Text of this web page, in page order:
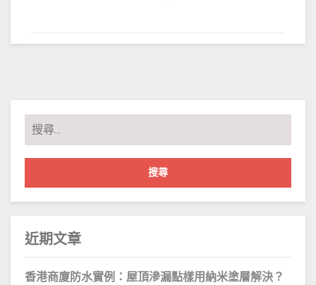
搜
尋
關
字:
近期文章
香港商廈防水實例：屋頂滲漏點樣用納米塗層解決？